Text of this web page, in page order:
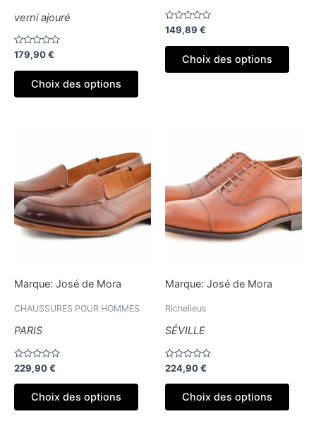
verni ajouré
Note
0
sur
179,90€
Choix des options
produit
Note
0
sur
149,89 €
Choix des options
Marque: José de Mora
CHAUSSURES POUR HOMMES
PARIS
Note
0
sur
229,90€
Choix des options
produit
a
plusieurs
variations.
Les
options
choisies
sur
produit
Marque: José de Mora
Richelieus
SÉVILLE
Note
0
sur
224,90€
Choix des options
a
Les